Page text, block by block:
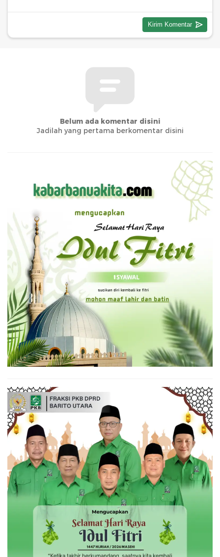
Belum ada komentar disini
Jadilah yang pertama berkomentar disini